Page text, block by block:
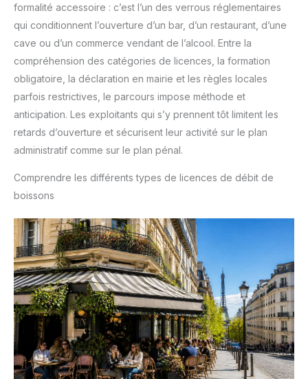
formalité accessoire : c’est l’un des verrous réglementaires
qui conditionnent l’ouverture d’un bar, d’un restaurant, d’une
cave ou d’un commerce vendant de l’alcool. Entre la
compréhension des catégories de licences, la formation
obligatoire, la déclaration en mairie et les règles locales
parfois restrictives, le parcours impose méthode et
anticipation. Les exploitants qui s’y prennent tôt limitent les
retards d’ouverture et sécurisent leur activité sur le plan
administratif comme sur le plan pénal.
Comprendre les différents types de licences de débit de
boissons